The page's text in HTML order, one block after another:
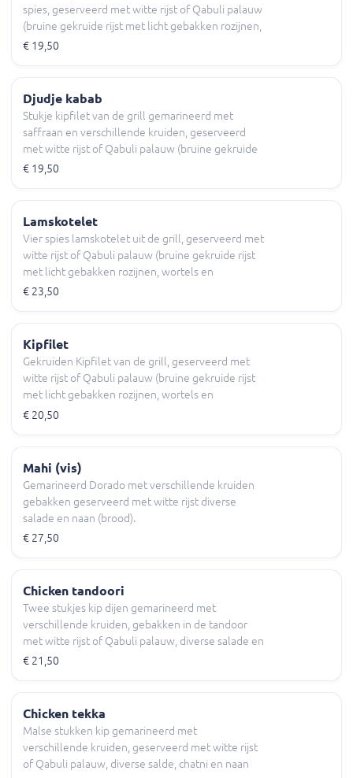
spies, geserveerd met witte rijst of Qabuli palauw
(bruine gekruide rijst met licht gebakken rozijnen,
wortels en amandelschijfen) Chatni, yoghurtsaus
€ 19,50
Djudje kabab
Stukje kipfilet van de grill gemarineerd met
saffraan en verschillende kruiden, geserveerd
met witte rijst of Qabuli palauw (bruine gekruide
rijst met licht gebakken rozijnen, wortels en
€ 19,50
Lamskotelet
Vier spies lamskotelet uit de grill, geserveerd met
witte rijst of Qabuli palauw (bruine gekruide rijst
met licht gebakken rozijnen, wortels en
amandelschijfen) Chatni, yoghurtsaus diverse
€ 23,50
Kipfilet
Gekruiden Kipfilet van de grill, geserveerd met
witte rijst of Qabuli palauw (bruine gekruide rijst
met licht gebakken rozijnen, wortels en
amandelschijfen) Chatni, yoghurtsaus diverse
€ 20,50
Mahi (vis)
Gemarineerd Dorado met verschillende kruiden
gebakken geserveerd met witte rijst diverse
salade en naan (brood).
€ 27,50
Chicken tandoori
Twee stukjes kip dijen gemarineerd met
verschillende kruiden, gebakken in de tandoor
met witte rijst of Qabuli palauw, diverse salade en
naan (brood).
€ 21,50
Chicken tekka
Malse stukken kip gemarineerd met
verschillende kruiden, geserveerd met witte rijst
of Qabuli palauw, diverse salde, chatni en naan